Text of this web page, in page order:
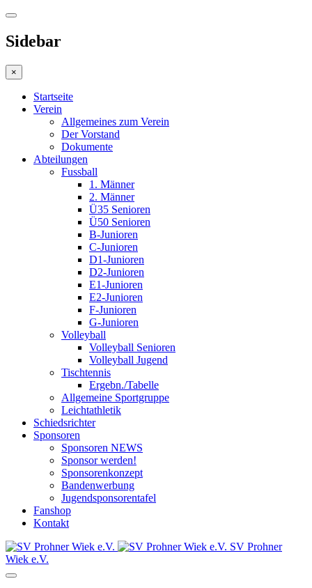
Sidebar
×
Startseite
Verein
Allgemeines zum Verein
Der Vorstand
Dokumente
Abteilungen
Fussball
1. Männer
2. Männer
Ü35 Senioren
Ü50 Senioren
B-Junioren
C-Junioren
D1-Junioren
D2-Junioren
E1-Junioren
E2-Junioren
F-Junioren
G-Junioren
Volleyball
Volleyball Senioren
Volleyball Jugend
Tischtennis
Ergebn./Tabelle
Allgemeine Sportgruppe
Leichtathletik
Schiedsrichter
Sponsoren
Sponsoren NEWS
Sponsor werden!
Sponsorenkonzept
Bandenwerbung
Jugendsponsorentafel
Fanshop
Kontakt
SV Prohner
Wiek e.V.